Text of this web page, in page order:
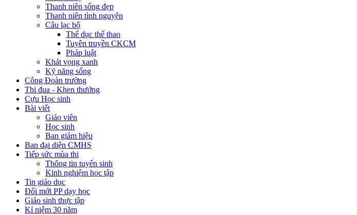
Thanh niên sống đẹp
Thanh niên tình nguyện
Câu lạc bộ
Thể dục thể thao
Tuyên truyền CKCM
Pháp luật
Khát vọng xanh
Kỹ năng sống
Công Đoàn trường
Thi đua - Khen thưởng
Cựu Học sinh
Bài viết
Giáo viên
Học sinh
Ban giám hiệu
Ban đại diện CMHS
Tiếp sức mùa thi
Thông tin tuyển sinh
Kinh nghiệm học tập
Tin giáo dục
Đổi mới PP dạy học
Giáo sinh thực tập
Kỉ niệm 30 năm